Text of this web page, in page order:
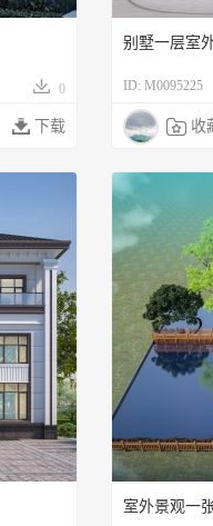
0
 下载
别墅一层室
ID: M0095225
 收
室外景观一